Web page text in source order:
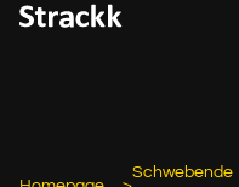
Schwebende